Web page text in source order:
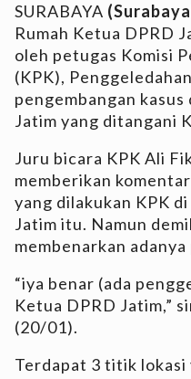
SURABAYA
Rumah Ketua DPRD
oleh petugas Komisi
(KPK),
pengembangan
Jatim yang ditangani
Juru bicara KPK Ali
memberikan
yang dilakukan KPK
Jatim itu. Namun
membenarkan
“iya benar (ada
Ketua DPRD Jatim,”
(20/01).
Terdapat 3 titik